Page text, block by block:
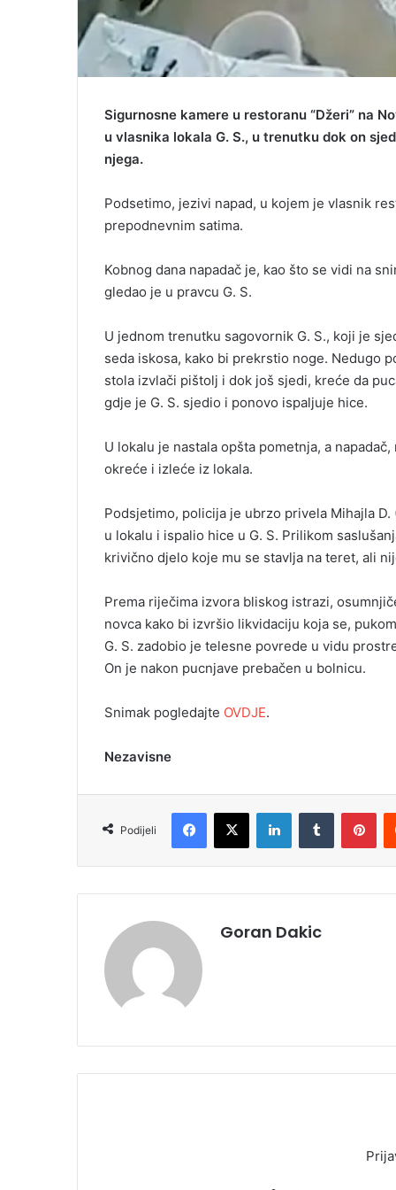
Sigurnosne kamere u restoranu “Džeri” na
u vlasnika lokala G. S., u trenutku dok on
njega.
Podsetimo, jezivi napad, u kojem je vlasnik
prepodnevnim satima.
Kobnog dana napadač je, kao što se vidi na
gledao je u pravcu G. S.
U jednom trenutku sagovornik G. S., koji je
seda iskosa, kako bi prekrstio noge. Nedugo
stola izvlači pištolj i dok još sjedi, kreće da
gdje je G. S. sjedio i ponovo ispaljuje hice.
U lokalu je nastala opšta pometnja, a
okreće i izleće iz lokala.
Podsjetimo, policija je ubrzo privela Mihajla
u lokalu i ispalio hice u G. S. Prilikom
krivično djelo koje mu se stavlja na teret, ali
Prema riječima izvora bliskog istrazi,
novca kako bi izvršio likvidaciju koja se,
G. S. zadobio je telesne povrede u vidu
On je nakon pucnjave prebačen u bolnicu.
Snimak pogledajte OVDJE.
Nezavisne
Podijeli
Goran Dakic